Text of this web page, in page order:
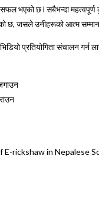
सफल भएको छl सबैभन्दा
छ, जसले उनीहरूकोआत्म
प्रतियोगिता संचालन गर्न
E-rickshaw in Nepalese